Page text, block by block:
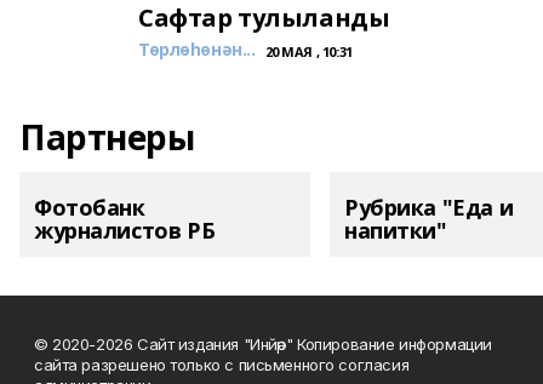
Сафтар тулыланды
Төрлөһөнән... 20 МАЯ , 10:31
Партнеры
Фотобанк
журналистов РБ
Рубрика "Еда и
напитки"
© 2020-2026 Сайт издания "Инйәр" Копирование информации
сайта разрешено только с письменного согласия